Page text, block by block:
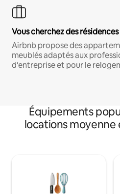
Vous cherchez des
Airbnb propose des
meublés adaptés aux
d'entreprise et pour le
Équipements
locations